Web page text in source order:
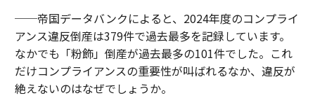
──帝国データバンクによると、2024年度のコンプライ
アンス違反倒産は379件で過去最多を記録しています。
なかでも「粉飾」倒産が過去最多の101件でした。これ
だけコンプライアンスの重要性が叫ばれるなか、違反が
絶えないのはなぜでしょうか。